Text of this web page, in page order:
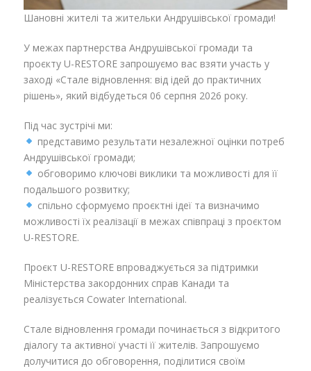
Шановні жителі та жительки Андрушівської громади!
У межах партнерства Андрушівської громади та
проєкту U-RESTORE запрошуємо вас взяти участь у
заході «Стале відновлення: від ідей до практичних
рішень», який відбудеться 06 серпня 2026 року.
Під час зустрічі ми:
представимо результати незалежної оцінки потреб
Андрушівської громади;
обговоримо ключові виклики та можливості для її
подальшого розвитку;
спільно сформуємо проєктні ідеї та визначимо
можливості їх реалізації в межах співпраці з проєктом
U-RESTORE.
Проєкт U-RESTORE впроваджується за підтримки
Міністерства закордонних справ Канади та
реалізується Cowater International.
Стале відновлення громади починається з відкритого
діалогу та активної участі її жителів. Запрошуємо
долучитися до обговорення, поділитися своїм